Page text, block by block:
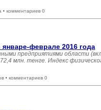
• комментариев 0
феврале 2016 года
предприятиями области
млн. тенге. Индекс
• комментариев 0